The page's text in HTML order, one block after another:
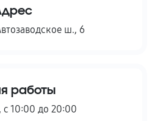
ш., 6
работы
с 10:00 до 20:00